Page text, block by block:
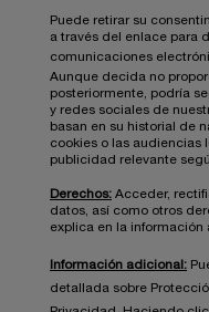
Puede retirar su
a través del enlace para
comunicaciones
Aunque decida no
posteriormente, podría
y redes sociales de
basan en su historial de
cookies o las audiencias
publicidad relevante
Derechos: Acceder,
datos, así como otros
explica en la información
Información adicional:
detallada sobre